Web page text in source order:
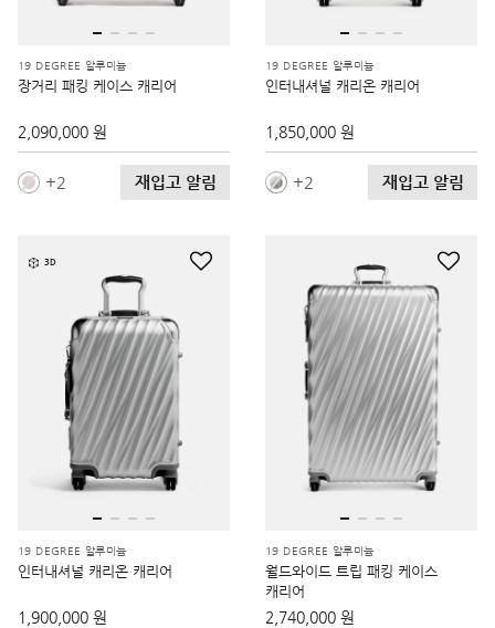
19 DEGREE 알루미늄
장거리 패킹 케이스 캐리어
2,090,000 원
2 재입고 알림
19 DEGREE 알루미늄
인터내셔널 캐리온 캐리어
1,850,000 원
2 재입고 알림
3D
19 DEGREE 알루미늄
인터내셔널 캐리온 캐리어
1,900,000 원
19 DEGREE 알루미늄
월드와이드 트립 패킹 케이스
캐리어
2,740,000 원